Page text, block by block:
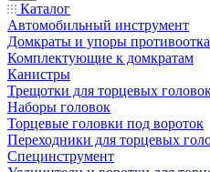
Каталог
Автомобильный инструмент
Домкраты и упоры
Комплектующие к домкратам
Канистры
Трещотки для торцевых
Наборы головок
Торцевые головки под вороток
Переходники для торцевых
Специнструмент